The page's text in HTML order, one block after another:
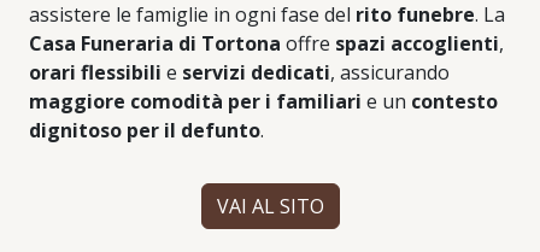
assistere le famiglie in ogni fase del rito funebre. La
Casa Funeraria di Tortona offre spazi accoglienti,
orari flessibili e servizi dedicati, assicurando
maggiore comodità per i familiari e un contesto
dignitoso per il defunto.
VAI AL SITO